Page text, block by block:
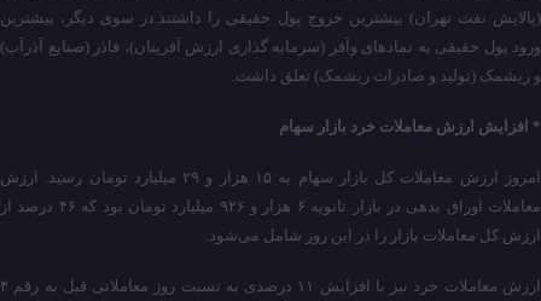
(پالایش نفت تهران) بیشترین خروج پول حقیقی را داشتند.در سوی دیگر، بیشترین
ورود پول حقیقی به نمادهای وآفر (سرمایه گذاری ارزش آفرینان)، فاذر (صنایع‌ آذرآب‌)
و ریشمک (تولید و صادرات ریشمک) تعلق داشت.
* افزایش ارزش معاملات خرد بازار سهام
امروز ارزش معاملات کل بازار سهام به ۱۵ هزار و ۲۹ میلیارد تومان رسید. ارزش
معاملات اوراق بدهی در بازار ثانویه ۶ هزار و ۹۲۶ میلیارد تومان بود که ۴۶ درصد از
ارزش کل معاملات بازار را در این روز شامل می‌شود.
ارزش معاملات خرد نیز با افزایش ۱۱ درصدی به نسبت روز معاملاتی قبل به رقم ۴